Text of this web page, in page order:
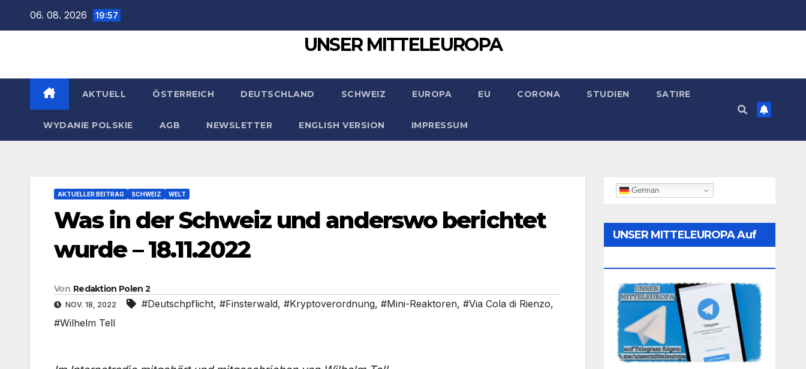
06. 08. 2026 19:57
UNSER MITTELEUROPA
AKTUELL ÖSTERREICH DEUTSCHLAND SCHWEIZ EUROPA EU CORONA STUDIEN SATIRE
WYDANIE POLSKIE AGB NEWSLETTER ENGLISH VERSION IMPRESSUM
AKTUELLER BEITRAG SCHWEIZ WELT
Was in der Schweiz und anderswo berichtet
wurde – 18.11.2022
Von Redaktion Polen 2
NOV. 18, 2022 #Deutschpflicht, #Finsterwald, #Kryptoverordnung, #Mini-Reaktoren, #Via Cola di Rienzo,
#Wilhelm Tell
German
UNSER MITTELEUROPA Auf